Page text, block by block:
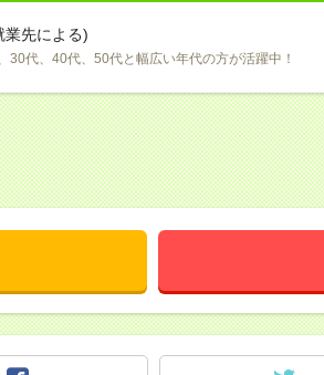
業先による)
30代、40代、50代と幅広い年代の方が活躍中！